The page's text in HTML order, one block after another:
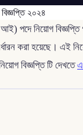
পদে নিয়োগ
করা হয়েছে।
বিজ্ঞপ্তি টি দেখতে